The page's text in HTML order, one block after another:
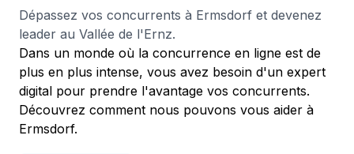
Dépassez vos concurrents à Ermsdorf et devenez
leader au Vallée de l'Ernz.
Dans un monde où la concurrence en ligne est de
plus en plus intense, vous avez besoin d'un expert
digital pour prendre l'avantage vos concurrents.
Découvrez comment nous pouvons vous aider à
Ermsdorf.